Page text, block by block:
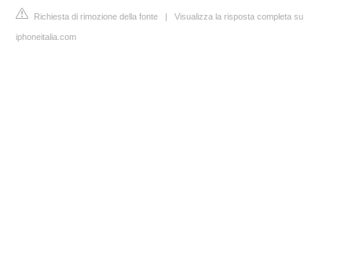
Richiesta di rimozione della fonte | Visualizza la risposta completa su
iphoneitalia.com